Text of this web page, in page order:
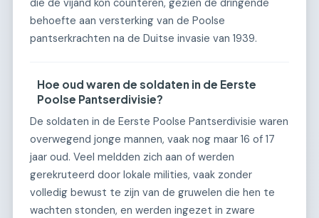
die de vijand kon counteren, gezien de dringende
behoefte aan versterking van de Poolse
pantserkrachten na de Duitse invasie van 1939.
Hoe oud waren de soldaten in de Eerste
Poolse Pantserdivisie?
De soldaten in de Eerste Poolse Pantserdivisie waren
overwegend jonge mannen, vaak nog maar 16 of 17
jaar oud. Veel meldden zich aan of werden
gerekruteerd door lokale milities, vaak zonder
volledig bewust te zijn van de gruwelen die hen te
wachten stonden, en werden ingezet in zware